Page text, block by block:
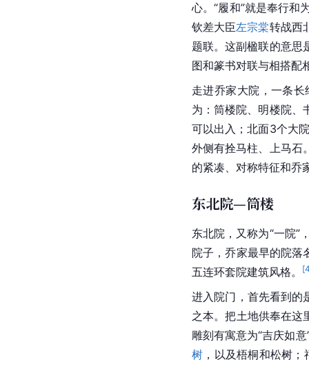
心。“履和”就是奉行和
钦差大臣左宗棠转战西
题联。这副楹联的意思
图和篆书对联与相搭配
走进乔家大院，一条
为：筒楼院、明楼院、
可以出入；北面3个大
外侧有拴马柱、上马石
的紧凑、对称特征和乔
东北院—筒楼
东北院，又称为“一院”
院子，乔家最早的院落
五连环套院建筑风格。
[
进入院门，首先看到的
之本。把土地供奉在这
雕刻有寓意为“吉庆如意
树 ，以及梧桐和松树